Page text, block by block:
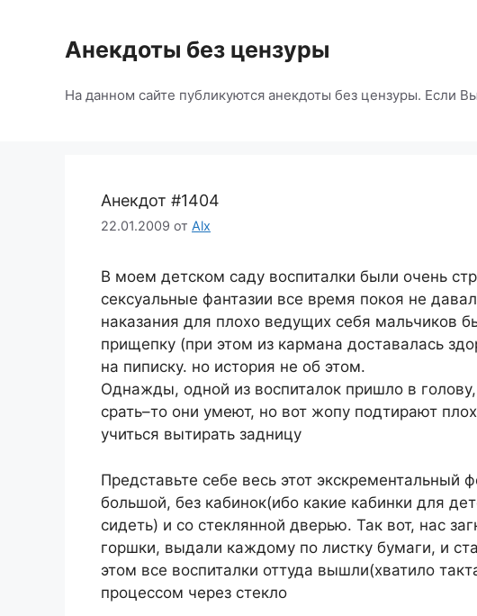
содержимомуАнекдоты без цензуры
На данном сайте публикуются анекдоты без цензуры. Если
Анекдот #1404
22.01.2009 от Alx
В моем детском саду воспиталки были очень
сексуальные фантазии все время покоя не
наказания для плохо ведущих себя мальчиков
прищепку (при этом из кармана доставалась
на пиписку. но история не об этом.
Однажды, одной из воспиталок пришло в
срать–то они умеют, но вот жопу подтирают
учиться вытирать задницу
Представьте себе весь этот экскрементальный
большой, без кабинок(ибо какие кабинки для
сидеть) и со стеклянной дверью. Так вот, нас
горшки, выдали каждому по листку бумаги, и
этом все воспиталки оттуда вышли(хватило
процессом через стекло